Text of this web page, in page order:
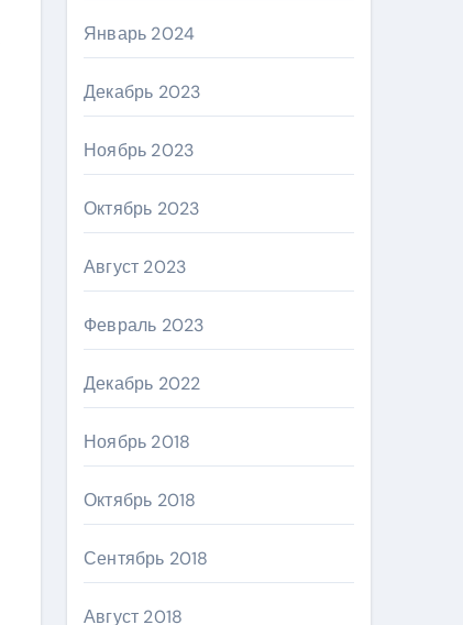
Январь 2024
Декабрь 2023
Ноябрь 2023
Октябрь 2023
Август 2023
Февраль 2023
Декабрь 2022
Ноябрь 2018
Октябрь 2018
Сентябрь 2018
Август 2018